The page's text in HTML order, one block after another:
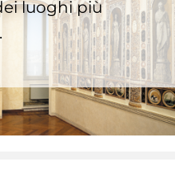
luoghi più